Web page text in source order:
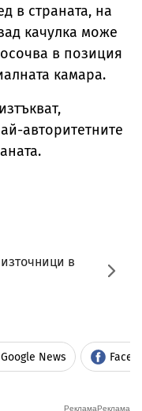
в страната, на
качулка може
в позиция
камара.
авторитетните
в
Google News